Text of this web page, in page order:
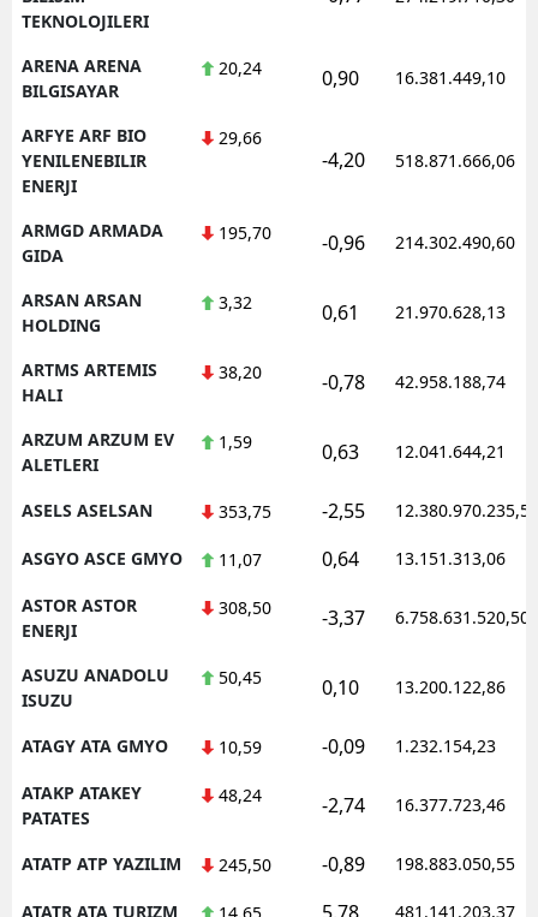
TEKNOLOJILERI
ARENA ARENA
BILGISAYAR
20,24 0,90 16.381.449,10
ARFYE ARF BIO
YENILENEBILIR
ENERJI
29,66
-4,20 518.871.666,06
ARMGD ARMADA
GIDA
195,70 -0,96 214.302.490,60
ARSAN ARSAN
HOLDING
3,32 0,61 21.970.628,13
ARTMS ARTEMIS
HALI
38,20 -0,78 42.958.188,74
ARZUM ARZUM EV
ALETLERI
1,59 0,63 12.041.644,21
ASELS ASELSAN 353,75 -2,55 12.380.970.235,50
ASGYO ASCE GMYO 11,07 0,64 13.151.313,06
ASTOR ASTOR
ENERJI
308,50 -3,37 6.758.631.520,50
ASUZU ANADOLU
ISUZU
50,45 0,10 13.200.122,86
ATAGY ATA GMYO 10,59 -0,09 1.232.154,23
ATAKP ATAKEY
PATATES
48,24 -2,74 16.377.723,46
ATATP ATP YAZILIM 245,50 -0,89 198.883.050,55
ATATR ATA TURIZM 14,65 481.141.203,37